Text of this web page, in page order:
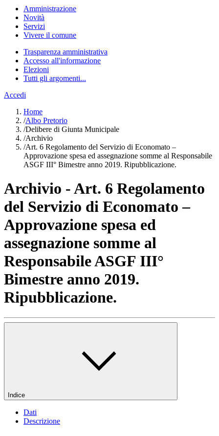
Amministrazione
Novità
Servizi
Vivere il comune
Trasparenza amministrativa
Accesso all'informazione
Elezioni
Tutti gli argomenti...
Accedi
Home
/Albo Pretorio
/Delibere di Giunta Municipale
/Archivio
/Art. 6 Regolamento del Servizio di Economato –
Approvazione spesa ed assegnazione somme al Responsabile
ASGF III° Bimestre anno 2019. Ripubblicazione.
Archivio - Art. 6 Regolamento
del Servizio di Economato –
Approvazione spesa ed
assegnazione somme al
Responsabile ASGF III°
Bimestre anno 2019.
Ripubblicazione.
Indice
Dati
Descrizione